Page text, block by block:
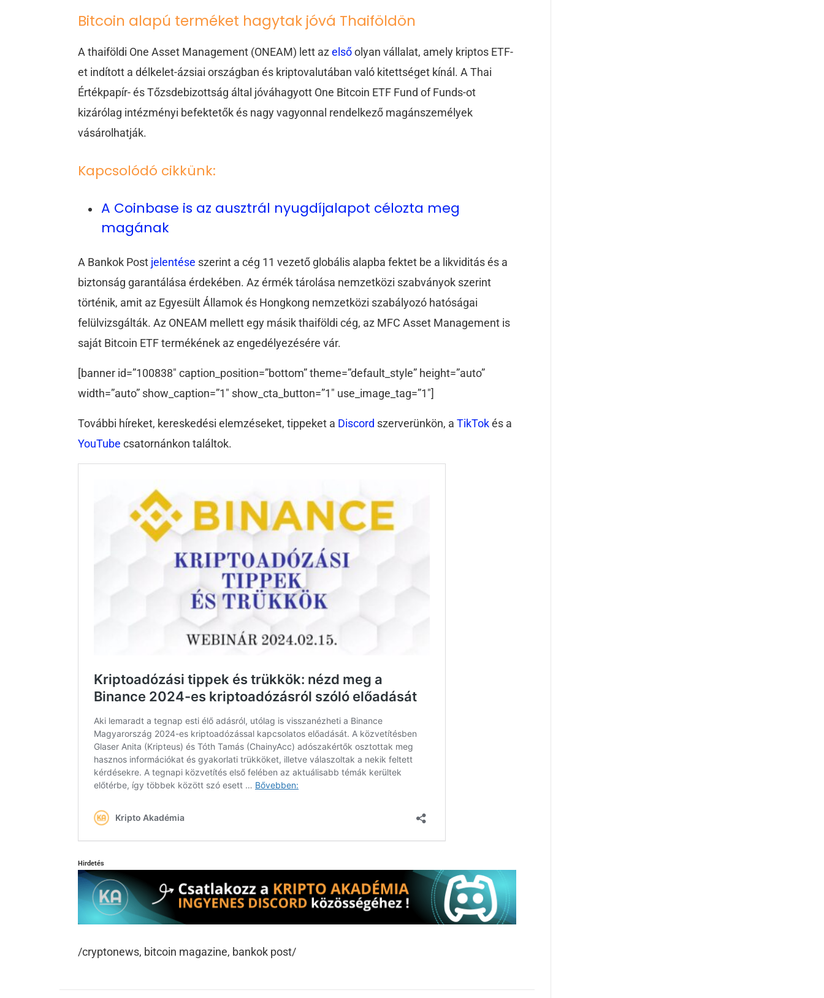
Bitcoin alapú terméket hagytak jóvá Thaiföldön
A thaiföldi One Asset Management (ONEAM) lett azelsőolyan vállalat, amely kriptos ETF-
et indított a délkelet-ázsiai országban és kriptovalutában való kitettséget kínál. A Thai
Értékpapír- és Tőzsdebizottság által jóváhagyott One Bitcoin ETF Fund of Funds-ot
kizárólag intézményi befektetők és nagy vagyonnal rendelkező magánszemélyek
vásárolhatják.
Kapcsolódó cikkünk:
A Coinbase is az ausztrál nyugdíjalapot célozta meg
magának
A Bankok Post jelentése szerint a cég 11 vezető globális alapba fektet be a likviditás és a
biztonság garantálása érdekében. Az érmék tárolása nemzetközi szabványok szerint
történik, amit az Egyesült Államok és Hongkong nemzetközi szabályozó hatóságai
felülvizsgálták. Az ONEAM mellett egy másik thaiföldi cég, az MFC Asset Management is
saját Bitcoin ETF termékének az engedélyezésére vár.
[banner id=”100838″ caption_position=”bottom” theme=”default_style” height=”auto”
width=”auto” show_caption=”1″ show_cta_button=”1″ use_image_tag=”1″]
További híreket, kereskedési elemzéseket, tippeket a Discord szerverünkön, a TikTokés a
YouTube csatornánkon találtok.
Hirdetés
/cryptonews, bitcoin magazine, bankok post/